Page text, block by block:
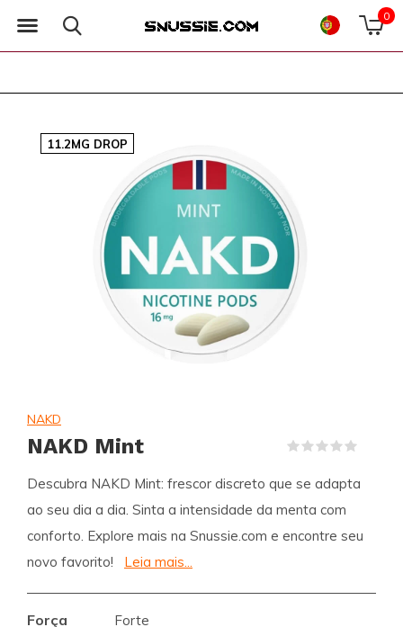
0
11.2MG DROP
NAKD
NAKD Mint
Descubra NAKD Mint: frescor discreto que se adapta
ao seu dia a dia. Sinta a intensidade da menta com
conforto. Explore mais na Snussie.com e encontre seu
novo favorito!
Leia mais...
Força Forte